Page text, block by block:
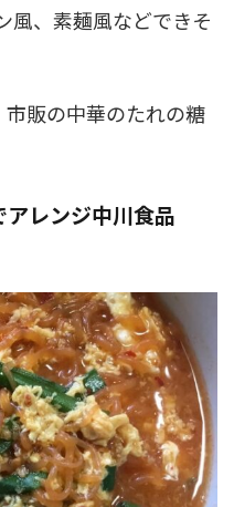
風、素麺風などできそ
販の中華のたれの糖
レンジ中川食品